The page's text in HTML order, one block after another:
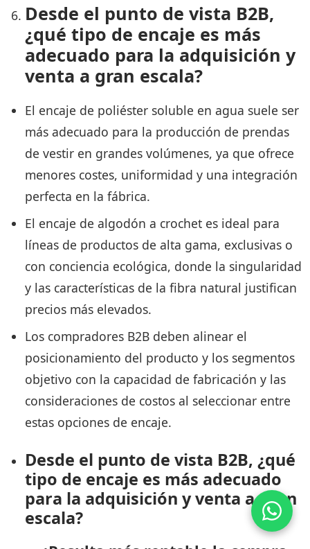
Desde el punto de vista B2B,
¿qué tipo de encaje es más
adecuado para la adquisición y
venta a gran escala?
El encaje de poliéster soluble en agua suele ser
más adecuado para la producción de prendas
de vestir en grandes volúmenes, ya que ofrece
menores costes, uniformidad y una integración
perfecta en la fábrica.
El encaje de algodón a crochet es ideal para
líneas de productos de alta gama, exclusivas o
con conciencia ecológica, donde la singularidad
y las características de la fibra natural justifican
precios más elevados.
Los compradores B2B deben alinear el
posicionamiento del producto y los segmentos
objetivo con la capacidad de fabricación y las
consideraciones de costos al seleccionar entre
estas opciones de encaje.
Desde el punto de vista B2B, ¿qué
tipo de encaje es más adecuado
para la adquisición y venta a gran
escala?